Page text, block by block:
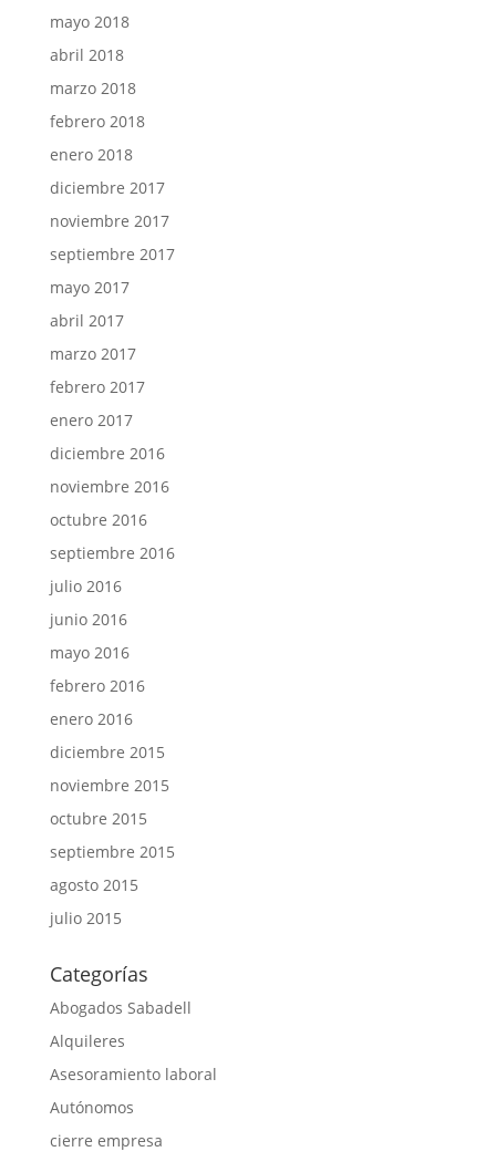
mayo 2018
abril 2018
marzo 2018
febrero 2018
enero 2018
diciembre 2017
noviembre 2017
septiembre 2017
mayo 2017
abril 2017
marzo 2017
febrero 2017
enero 2017
diciembre 2016
noviembre 2016
octubre 2016
septiembre 2016
julio 2016
junio 2016
mayo 2016
febrero 2016
enero 2016
diciembre 2015
noviembre 2015
octubre 2015
septiembre 2015
agosto 2015
julio 2015
Categorías
Abogados Sabadell
Alquileres
Asesoramiento laboral
Autónomos
cierre empresa